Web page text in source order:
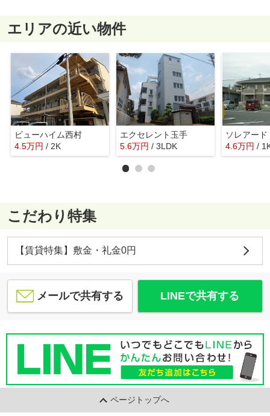
エリアの近い物件
ビューハイム西村
4.5万円 / 2K
エクセレント玉手
5.6万円 / 3LDK
ソレアー
4.6万円 /
こだわり特集
【賃貸特集】敷金・礼金0円
メールで共有する LINEで共有する
ページトップへ